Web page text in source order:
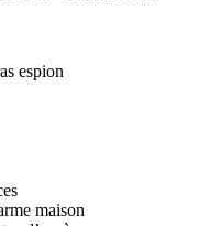
espion
maison